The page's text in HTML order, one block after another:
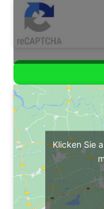
Klicken Sie